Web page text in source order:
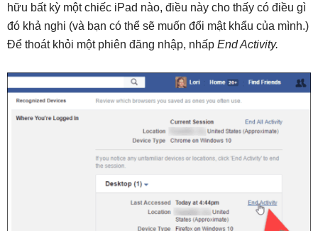
hữu bất kỳ một chiếc iPad nào, điều này cho thấy có điều gì
đó khả nghi (và bạn có thể sẽ muốn đổi mật khẩu của mình.)
Để thoát khỏi một phiên đăng nhập, nhấp End Activity.